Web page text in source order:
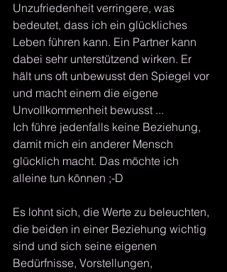
Unzufriedenheit verringere, was
bedeutet, dass ich ein glückliches
Leben führen kann. Ein Partner kann
dabei sehr unterstützend wirken. Er
hält uns oft unbewusst den Spiegel vor
und macht einem die eigene
Unvollkommenheit bewusst ...
Ich führe jedenfalls keine Beziehung,
damit mich ein anderer Mensch
glücklich macht. Das möchte ich
alleine tun können ;-D
Es lohnt sich, die Werte zu beleuchten,
die beiden in einer Beziehung wichtig
sind und sich seine eigenen
Bedürfnisse, Vorstellungen,